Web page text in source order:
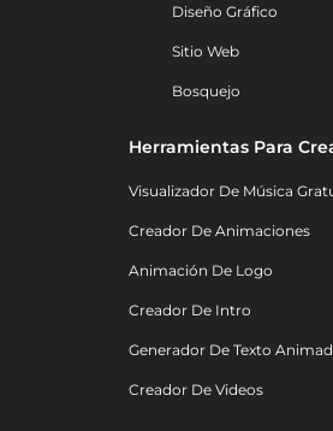
Diseño Gráfico
Sitio Web
Bosquejo
Herramientas Para
Visualizador De Música
Creador De Animaciones
Animación De Logo
Creador De Intro
Generador De Texto
Creador De Videos